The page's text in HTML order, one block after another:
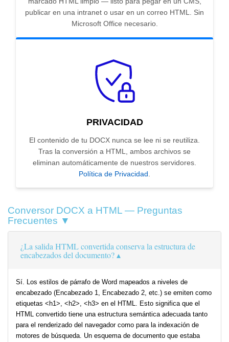
publicar en una intranet o usar en un correo HTML. Sin
Microsoft Office necesario.
PRIVACIDAD
El contenido de tu DOCX nunca se lee ni se reutiliza.
Tras la conversión a HTML, ambos archivos se
eliminan automáticamente de nuestros servidores.
Política de Privacidad.
Conversor DOCX a HTML — Preguntas
Frecuentes ▼
¿La salida HTML convertida conserva la estructura de
encabezados del documento?
Sí. Los estilos de párrafo de Word mapeados a niveles de
encabezado (Encabezado 1, Encabezado 2, etc.) se emiten como
etiquetas <h1>, <h2>, <h3> en el HTML. Esto significa que el
HTML convertido tiene una estructura semántica adecuada tanto
para el renderizado del navegador como para la indexación de
motores de búsqueda. Un esquema de documento que estaba